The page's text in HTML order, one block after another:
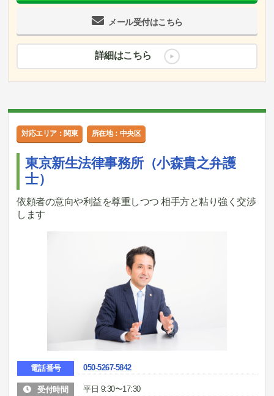
メール受付はこちら
詳細はこちら
対応エリア：関東 所在地：中央区
東京新生法律事務所（小森貴之弁護
士）
依頼者の意向や利益を尊重しつつ 相手方と粘り強く交渉
します
電話番号 050-5267-5842
受付時間 平日 9:30〜17:30